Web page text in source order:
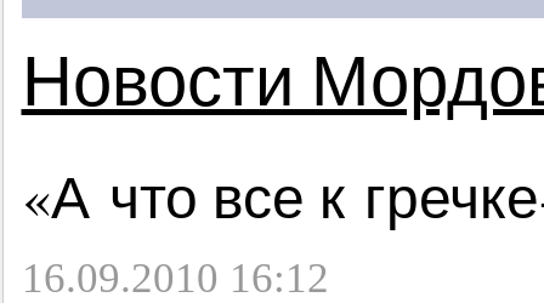
Новости
«А что все к
16.09.2010 16:12